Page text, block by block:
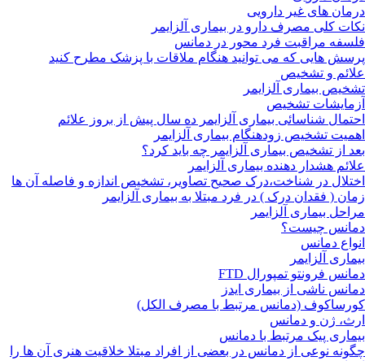
درمان های غیر دارویی
نکات کلی مصرف دارو در بیماری آلزایمر
فلسفه مراقبت فرد محور در دمانس
پرسش هایی که می توانید هنگام ملاقات با پزشک مطرح کنید
علائم و تشخیص
تشخیص بیماری آلزایمر
آزمایشات تشخیص
احتمال شناسائی بیماری آلزایمر ده سال پیش از بروز علائم
اهمیت تشخیص زودهنگام بیماری آلزایمر
بعد از تشخیص بیماری آلزایمر چه باید کرد؟
علائم هشدار دهنده بیماری آلزایمر
اختلال در شناخت،درک صحیح تصاویر، تشخیص اندازه و فاصله آن ها
زمان ( فقدان درک ) در فرد مبتلا به بیماری آلزایمر
مراحل بیماری آلزایمر
دمانس چیست؟
انواع دمانس
بیماری آلزایمر
دمانس فرونتو تمپورال FTD
دمانس ناشی از بیماری ایدز
کورساکوف (دمانس مرتبط با مصرف الکل)
ارث، ژن و دمانس
بیماری پیک مرتبط با دمانس
چگونه نوعی از دمانس در بعضی از افراد مبتلا خلاقیت هنری آن ها را